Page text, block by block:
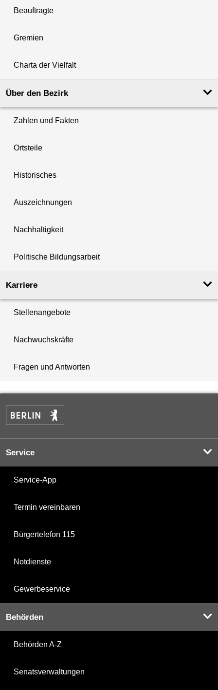
Beauftragte
Gremien
Charta der Vielfalt
Über den Bezirk
Zahlen und Fakten
Ortsteile
Historisches
Auszeichnungen
Nachhaltigkeit
Politische Bildungsarbeit
Karriere
Stellenangebote
Nachwuchskräfte
Fragen und Antworten
Service
Service-App
Termin vereinbaren
Bürgertelefon 115
Notdienste
Gewerbeservice
Behörden
Behörden A-Z
Senatsverwaltungen